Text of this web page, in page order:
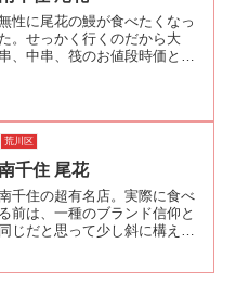
待ち合わせる。11時少し前に友
人が到着...
性に尾花の鰻が食べたくなっ
た。せっかく行くのだから大
串、中串、筏のお値段時価とい
円)、筏(１３０００円)で筏を
注文することにしました。店に
いたのは1...
荒川区
千住 尾花
千住の超有名店。実際に食べ
る前は、一種のブランド信仰と
同じだと思って少し斜に構えて